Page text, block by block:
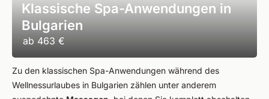
Klassische Spa-Anwendungen in
Bulgarien
ab 463 €
Zu den klassischen Spa-Anwendungen während des
Wellnessurlaubes in Bulgarien zählen unter anderem